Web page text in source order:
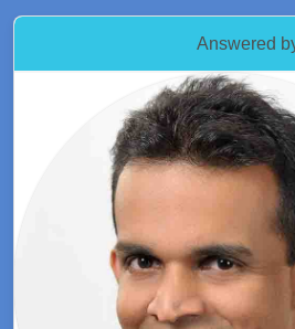
Answered